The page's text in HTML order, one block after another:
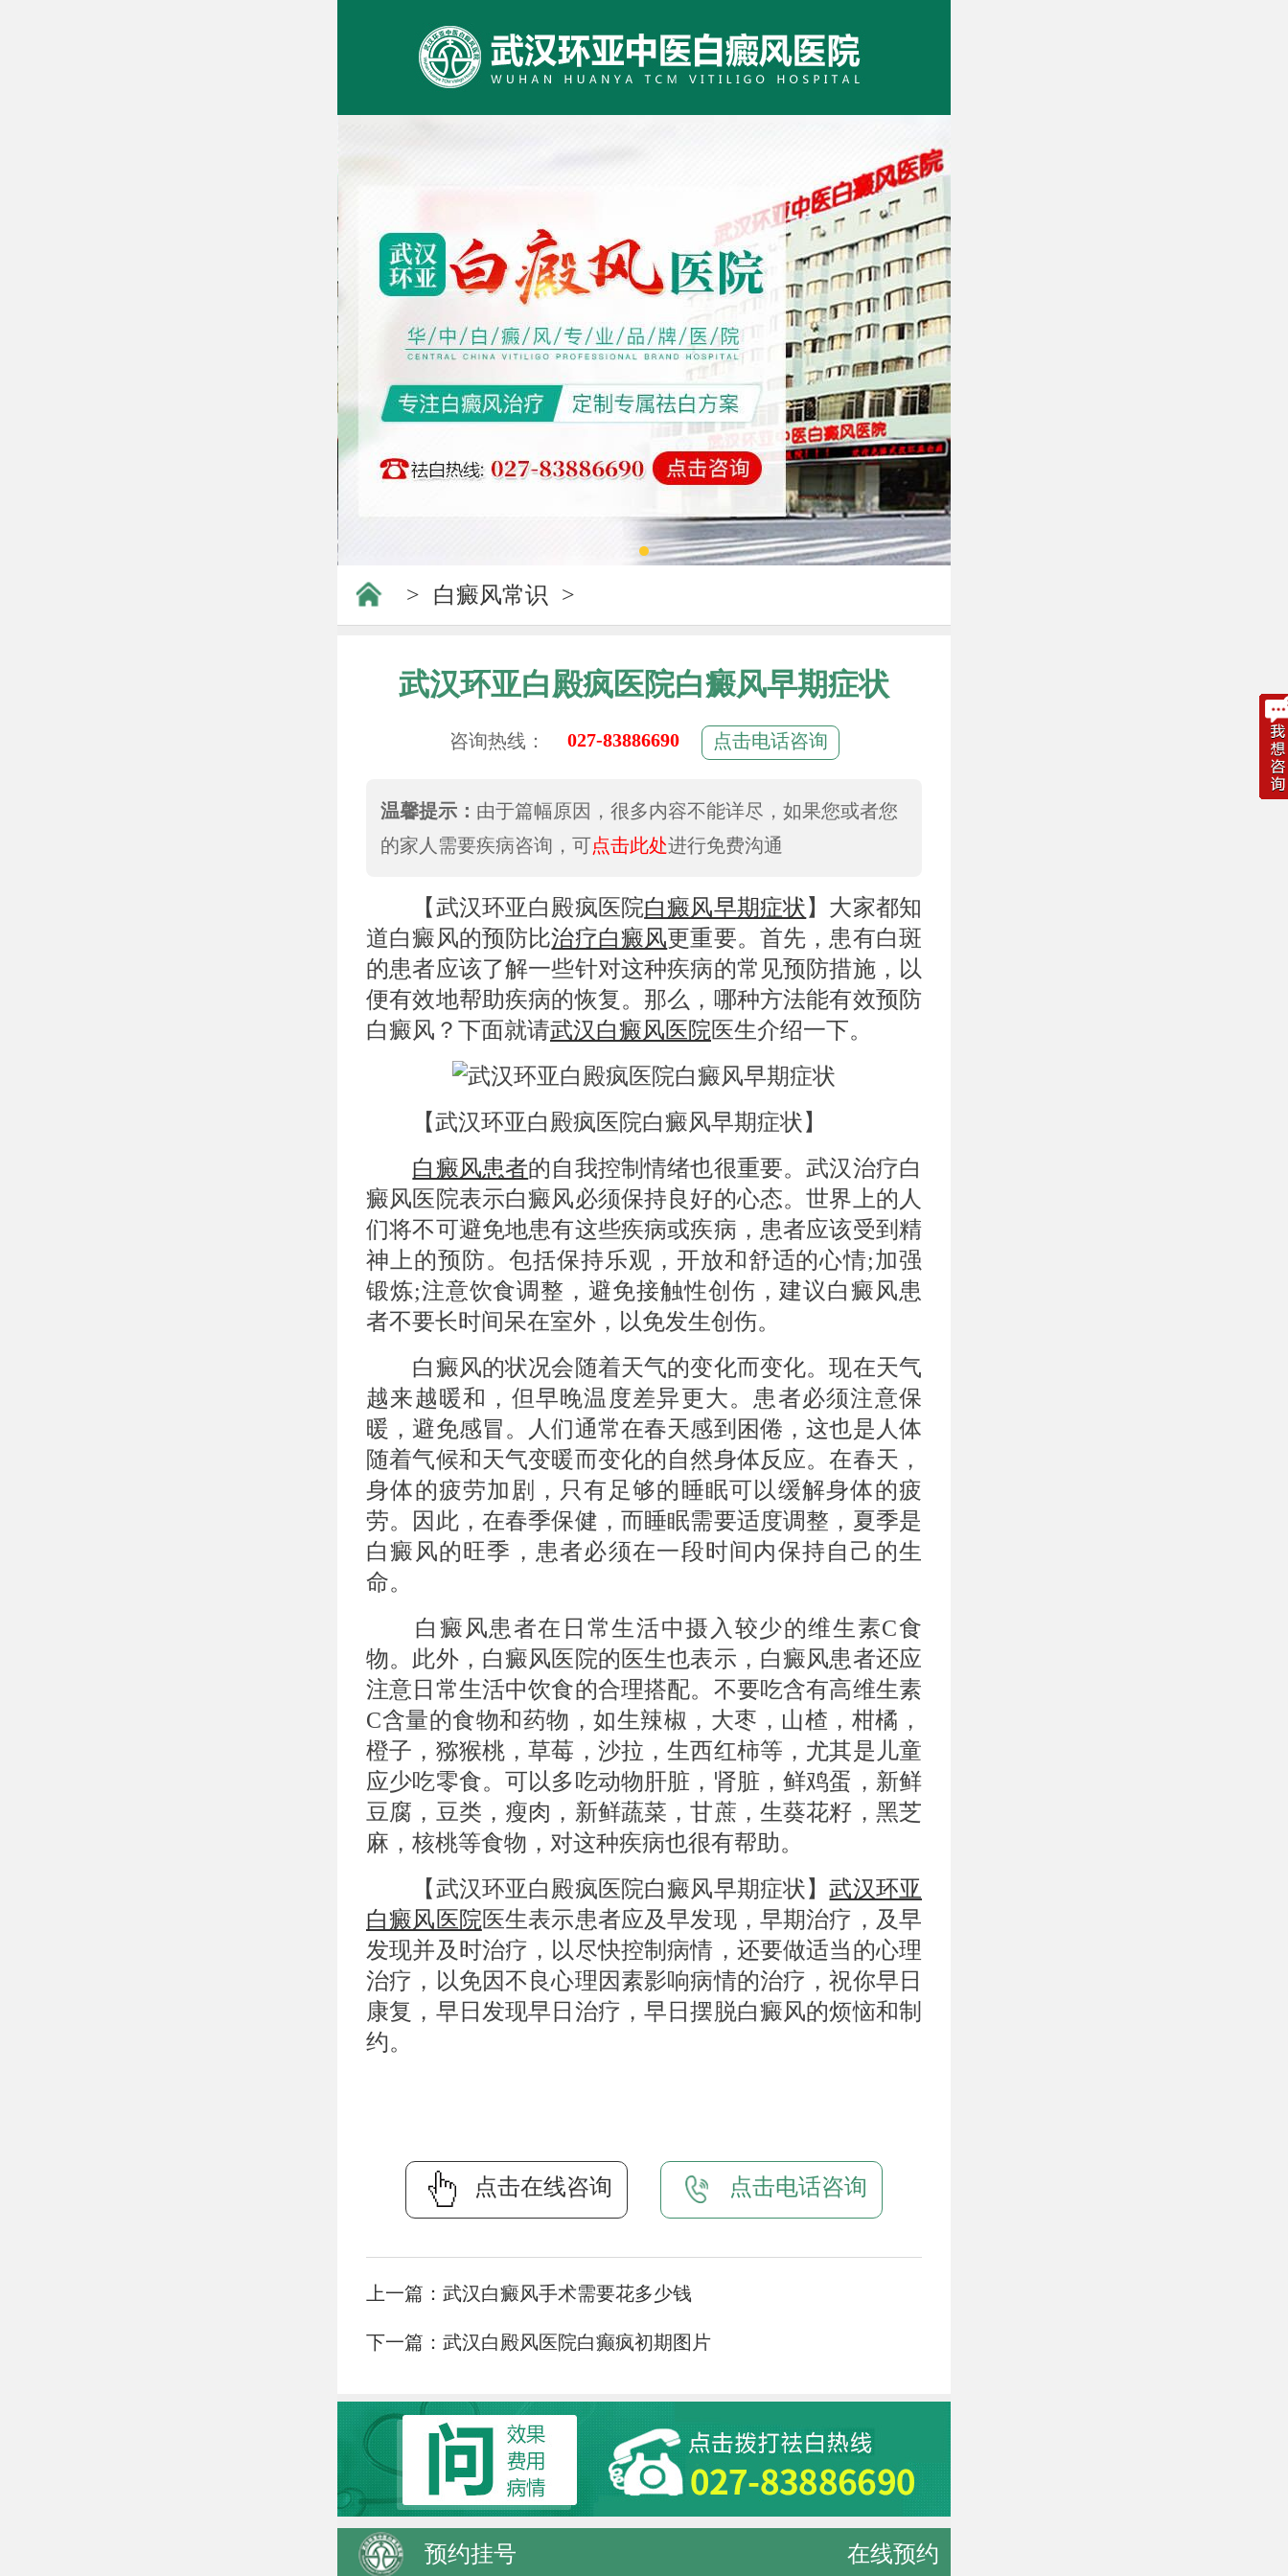
> 白癜风常识 >
武汉环亚白殿疯医院白癜风早期症状
咨询热线： 027-83886690 点击电话咨询
温馨提示： 由于篇幅原因，很多内容不能详尽，如果您或者您
的家人需要疾病咨询，可点击此处进行免费沟通
【武汉环亚白殿疯医院白癜风早期症状】大家都知
道白癜风的预防比治疗白癜风更重要。首先，患有白斑
的患者应该了解一些针对这种疾病的常见预防措施，以
便有效地帮助疾病的恢复。那么，哪种方法能有效预防
白癜风？下面就请武汉白癜风医院医生介绍一下。
【武汉环亚白殿疯医院白癜风早期症状】
白癜风患者的自我控制情绪也很重要。武汉治疗白
癜风医院表示白癜风必须保持良好的心态。世界上的人
们将不可避免地患有这些疾病或疾病，患者应该受到精
神上的预防。包括保持乐观，开放和舒适的心情;加强
锻炼;注意饮食调整，避免接触性创伤，建议白癜风患
者不要长时间呆在室外，以免发生创伤。
白癜风的状况会随着天气的变化而变化。现在天气
越来越暖和，但早晚温度差异更大。患者必须注意保
暖，避免感冒。人们通常在春天感到困倦，这也是人体
随着气候和天气变暖而变化的自然身体反应。在春天，
身体的疲劳加剧，只有足够的睡眠可以缓解身体的疲
劳。因此，在春季保健，而睡眠需要适度调整，夏季是
白癜风的旺季，患者必须在一段时间内保持自己的生
命。
白癜风患者在日常生活中摄入较少的维生素C食
物。此外，白癜风医院的医生也表示，白癜风患者还应
注意日常生活中饮食的合理搭配。不要吃含有高维生素
C含量的食物和药物，如生辣椒，大枣，山楂，柑橘，
橙子，猕猴桃，草莓，沙拉，生西红柿等，尤其是儿童
应少吃零食。可以多吃动物肝脏，肾脏，鲜鸡蛋，新鲜
豆腐，豆类，瘦肉，新鲜蔬菜，甘蔗，生葵花籽，黑芝
麻，核桃等食物，对这种疾病也很有帮助。
【武汉环亚白殿疯医院白癜风早期症状】武汉环亚
白癜风医院医生表示患者应及早发现，早期治疗，及早
发现并及时治疗，以尽快控制病情，还要做适当的心理
治疗，以免因不良心理因素影响病情的治疗，祝你早日
康复，早日发现早日治疗，早日摆脱白癜风的烦恼和制
约。
点击在线咨询 点击电话咨询
上一篇： 武汉白癜风手术需要花多少钱
下一篇： 武汉白殿风医院白癫疯初期图片
预约挂号 在线预约